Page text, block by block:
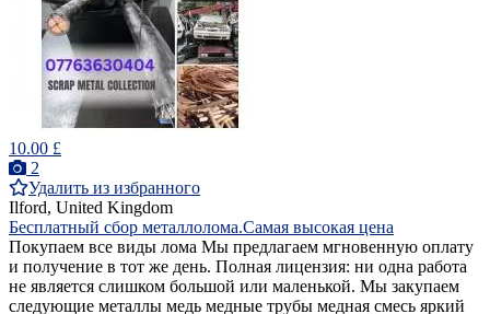
10.00 £
2
Удалить из избранного
Ilford, United Kingdom
Бесплатный сбор металлолома.Самая высокая цена
Покупаем все виды лома Мы предлагаем мгновенную оплату
и получение в тот же день. Полная лицензия: ни одна работа
не является слишком большой или маленькой. Мы закупаем
следующие металлы медь медные трубы медная смесь яркий